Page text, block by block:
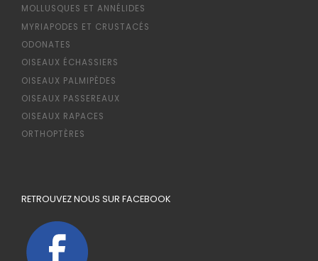
MOLLUSQUES ET ANNÉLIDES
MYRIAPODES ET CRUSTACÉS
ODONATES
OISEAUX ÉCHASSIERS
OISEAUX PALMIPÈDES
OISEAUX PASSEREAUX
OISEAUX RAPACES
ORTHOPTÈRES
RETROUVEZ NOUS SUR FACEBOOK